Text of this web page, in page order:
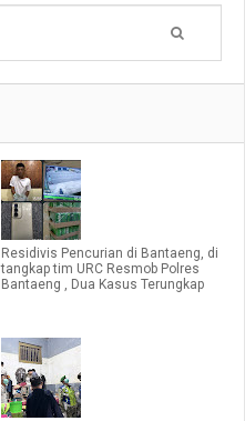
Residivis Pencurian di Bantaeng, di
tangkap tim URC Resmob Polres
Bantaeng , Dua Kasus Terungkap